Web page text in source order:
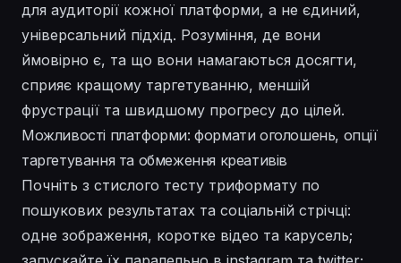
для аудиторії кожної платформи, а не єдиний,
універсальний підхід. Розуміння, де вони
ймовірно є, та що вони намагаються досягти,
сприяє кращому таргетуванню, меншій
фрустрації та швидшому прогресу до цілей.
Можливості платформи: формати оголошень, опції
таргетування та обмеження креативів
Почніть з стислого тесту триформату по
пошукових результатах та соціальній стрічці:
одне зображення, коротке відео та карусель;